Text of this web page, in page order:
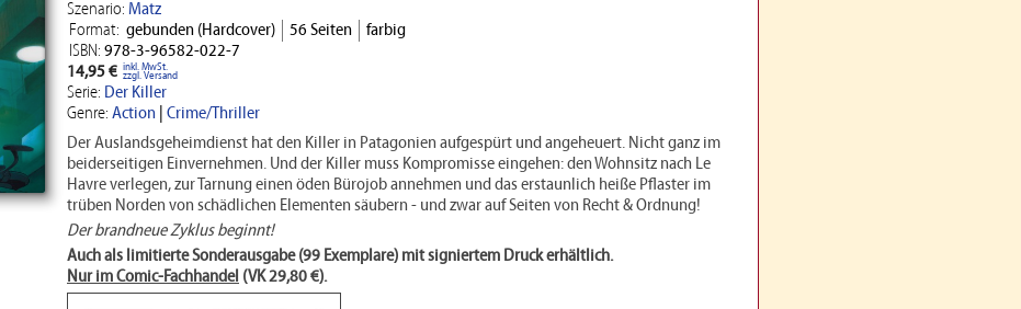
Szenario: Matz
Format: gebunden (Hardcover) 56 Seiten
farbig
ISBN: 978-3-96582-022-7
14,95 € inkl. MwSt.
zzgl. Versand
Serie: Der Killer
Genre: Action
Crime/Thriller
Der Auslandsgeheimdienst hat den Killer in Patagonien aufgespürt und angeheuert. Nicht ganz im
beiderseitigen Einvernehmen. Und der Killer muss Kompromisse eingehen: den Wohnsitz nach Le
Havre verlegen, zur Tarnung einen öden Bürojob annehmen und das erstaunlich heiße Pflaster im
trüben Norden von schädlichen Elementen säubern - und zwar auf Seiten von Recht & Ordnung!
Der brandneue Zyklus beginnt!
Auch als limitierte Sonderausgabe (99 Exemplare) mit signiertem Druck erhältlich.
Nur im Comic-Fachhandel (VK 29,80 €).